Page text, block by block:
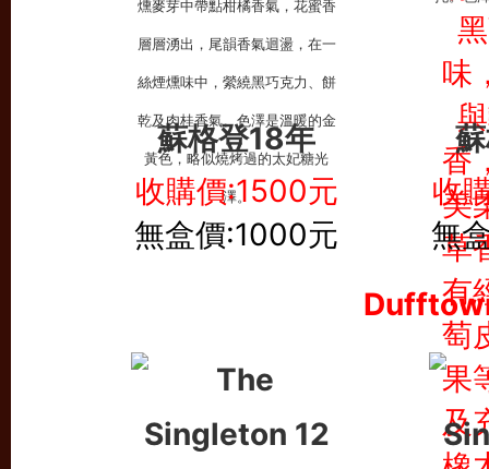
蘇格登18年
收購價:1500元
無盒價:1000元
收
無